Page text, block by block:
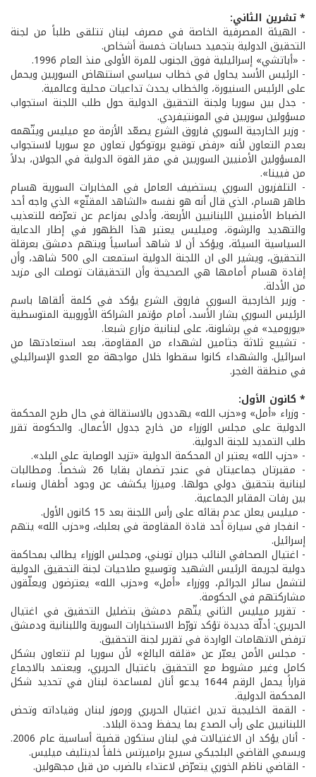
* تشرين الثاني:
- الهيئة المصرفية الخاصة في مصرف لبنان تتلقى طلباً من لجنة
التحقيق الدولية بتجميد حسابات خمسة أشخاص.
- «أباتشي» إسرائيلية فوق الجنوب للمرة الأولى منذ العام 1996.
- الرئيس الأسد يحاول في خطاب سياسي استنهاض السوريين ويحمل
على الرئيس السنيورة، والخطاب يحدث تداعيات محلية وعالمية.
- جدل بين سوريا ولجنة التحقيق الدولية حول طلب اللجنة استجواب
مسؤولين سوريين في المونتيفردي.
- وزير الخارجية السوري فاروق الشرع يصعّد الأزمة مع ميليس ويتّهمه
بعدم التعاون لأنه «رفض توقيع بروتوكول تعاون مع سوريا لاستجواب
المسؤولين الأمنيين السوريين في مقر القوة الدولية في الجولان، بدلاً
من فيينا».
- التلفزيون السوري يستضيف العامل في المخابرات السورية هسام
طاهر هسام، الذي قال أنه هو نفسه «الشاهد المقنّع» الذي واجه أحد
الضباط الأمنيين اللبنانيين الأربعة، وأدلى بمزاعم عن تعرّضه للتعذيب
والتهديد والرشوة، وميليس يعتبر هذا الظهور في إطار الدعاية
السياسية السيئة، ويؤكد أن لا شاهد أساسياً ويتهم دمشق بعرقلة
التحقيق، ويشير الى ان اللجنة الدولية استمعت الى 500 شاهد، وأن
إفادة هسام أمامها هي الصحيحة وأن التحقيقات توصلت الى مزيد
من الأدلة.
- وزير الخارجية السوري فاروق الشرع يؤكد في كلمة ألقاها باسم
الرئيس السوري بشار الأسد، أمام مؤتمر الشراكة الأوروبية المتوسطية
«يوروميد» في برشلونة، على لبنانية مزارع شبعا.
- تشييع ثلاثة جثامين لشهداء من المقاومة، بعد استعادتها من
اسرائيل. والشهداء كانوا سقطوا خلال مواجهة مع العدو الإسرائيلي
في منطقة الغجر.
* كانون الأول:
- وزراء «أمل» و«حزب الله» يهددون بالاستقالة في حال طرح المحكمة
الدولية على مجلس الوزراء من خارج جدول الأعمال. والحكومة تقرر
طلب التمديد للجنة الدولية.
- «حزب الله» يعتبر ان المحكمة الدولية «تزيد الوصاية على البلد».
- مقبرتان جماعيتان في عنجر تضمان بقايا 26 شخصاً. ومطالبات
لبنانية بتحقيق دولي حولها. وميرزا يكشف عن وجود أطفال ونساء
بين رفات المقابر الجماعية.
- ميليس يعلن عدم بقائه على رأس اللجنة بعد 15 كانون الأول.
- انفجار في سيارة أحد قادة المقاومة في بعلبك، و«حزب الله» يتهم
إسرائيل.
- اغتيال الصحافي النائب جبران تويني، ومجلس الوزراء يطالب بمحاكمة
دولية لجريمة الرئيس الشهيد وتوسيع صلاحيات لجنة التحقيق الدولية
لتشمل سائر الجرائم، ووزراء «أمل» و«حزب الله» يعترضون ويعلّقون
مشاركتهم في الحكومة.
- تقرير ميليس الثاني يتّهم دمشق بتضليل التحقيق في اغتيال
الحريري: أدلّة جديدة تؤكد تورّط الاستخبارات السورية واللبنانية ودمشق
ترفض الاتهامات الواردة في تقرير لجنة التحقيق.
- مجلس الأمن يعبّر عن «قلقه البالغ» لأن سوريا لم تتعاون بشكل
كامل وغير مشروط مع التحقيق باغتيال الحريري، ويعتمد بالاجماع
قراراً يحمل الرقم 1644 يدعو أنان لمساعدة لبنان في تحديد شكل
المحكمة الدولية.
- القمة الخليجية تدين اغتيال الحريري ورموز لبنان وقياداته وتحض
اللبنانيين على رأب الصدع بما يحفظ وحدة البلاد.
- أنان يؤكد ان الاغتيالات في لبنان ستكون قضية أساسية عام 2006.
ويسمي القاضي البلجيكي سيرج براميرتس خلفاً لديتليف ميليس.
- القاضي ناظم الخوري يتعرّض لاعتداء بالضرب من قبل مجهولين.